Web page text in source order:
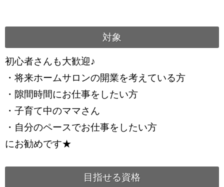
対象
初心者さんも大歓迎♪
・将来ホームサロンの開業を考えている方
・隙間時間にお仕事をしたい方
・子育て中のママさん
・自分のペースでお仕事をしたい方
にお勧めです★
目指せる資格